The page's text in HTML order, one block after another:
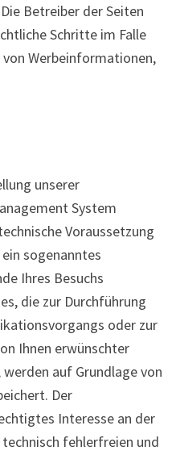
Betreiber der Seiten
Schritte im Falle
Werbeinformationen,
unserer
System
Voraussetzung
sogenanntes
Ihres Besuchs
die zur Durchführung
oder zur
Ihnen erwünschter
auf Grundlage von
Der
Interesse an der
fehlerfreien und